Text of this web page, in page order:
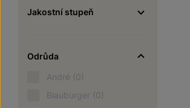
Jakostní stupeň
Odrůda
André (0)
Blauburger (0)